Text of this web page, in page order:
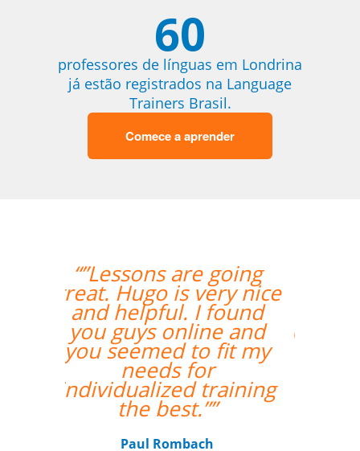
60
professores de línguas em Londrina
já estão registrados na Language
Trainers Brasil.
Comece a aprender
“”A experiente
professora Mei foi
bastante didática e
conseguiu mesmo via
Skype me fazer
adquirir os primeiros
passos de Chinês
Mandarim.””
Antonio Pina